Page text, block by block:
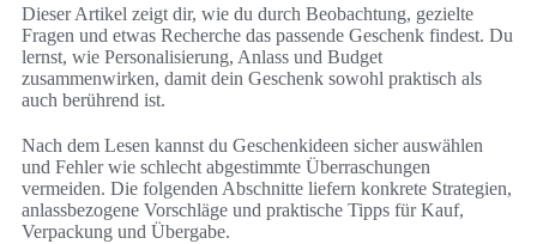
Dieser Artikel zeigt dir, wie du durch Beobachtung, gezielte
Fragen und etwas Recherche das passende Geschenk findest. Du
lernst, wie Personalisierung, Anlass und Budget
zusammenwirken, damit dein Geschenk sowohl praktisch als
auch berührend ist.
Nach dem Lesen kannst du Geschenkideen sicher auswählen
und Fehler wie schlecht abgestimmte Überraschungen
vermeiden. Die folgenden Abschnitte liefern konkrete Strategien,
anlassbezogene Vorschläge und praktische Tipps für Kauf,
Verpackung und Übergabe.